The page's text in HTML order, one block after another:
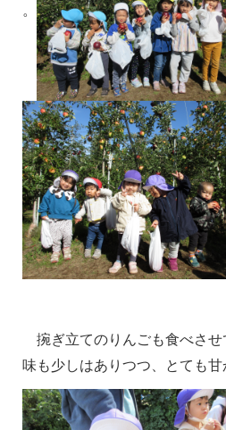
。
捥ぎ立てのりんごも食べさせ
味も少しはありつつ、とても甘